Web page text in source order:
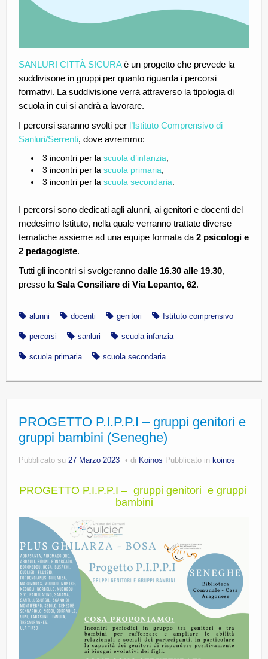
SANLURI CITTÀ SICURAè un progetto che prevede la
suddivisone in gruppi per quanto riguarda i percorsi
formativi. La suddivisione verrà attraverso la tipologia di
scuola in cui si andrà a lavorare.
I percorsi saranno svolti per l’Istituto Comprensivo di
Sanluri/Serrenti, dove avremmo:
3 incontri per la scuola d’infanzia;
3 incontri per la scuola primaria;
3 incontri per la scuola secondaria
I percorsi sono dedicati agli alunni, ai genitori e docenti del
medesimo Istituto, nella quale verranno trattate diverse
tematiche assieme ad una equipe formata da 2 psicologi e
2 pedagogiste.
Tutti gli incontri si svolgeranno dalle 16.30 alle 19.30,
presso la Sala Consiliare di Via Lepanto, 62.
alunni docenti genitori Istituto comprensivo
percorsi sanluri scuola infanzia
scuola primaria scuola secondaria
PROGETTO P.I.P.P.I – gruppi genitori e
gruppi bambini (Seneghe)
Pubblicato su 27 Marzo 2023 di Koinos Pubblicato in koinos
PROGETTO P.I.P.P.I – gruppi genitori e gruppi
bambini